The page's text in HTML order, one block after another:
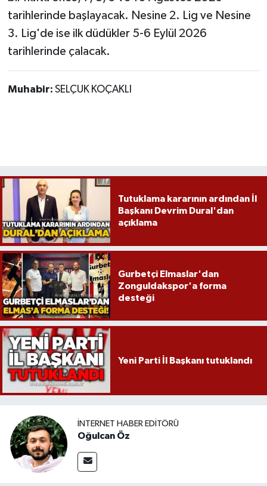
tarihlerinde başlayacak. Nesine 2. Lig ve Nesine
3. Lig'de ise ilk düdükler 5-6 Eylül 2026
tarihlerinde çalacak.
Muhabir: SELÇUK KOÇAKLI
Tutuklama kararının ardından İl
Başkanı Devrim Dural'dan
açıklama
Gurbetçi Elmaslar'dan
Zonguldakspor'a forma
desteği
Yeni Parti İl Başkanı tutuklandı
İNTERNET HABER EDITÖRÜ
Oğulcan Öz